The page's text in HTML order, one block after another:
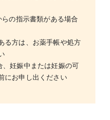
の指示書類がある場合
る方は、お薬手帳や処方
、妊娠中または妊娠の可
にお申し出ください